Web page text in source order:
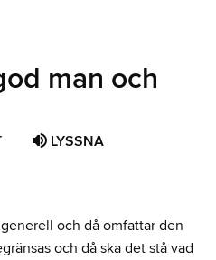
man och
LYSSNA
och då omfattar den
och då ska det stå vad